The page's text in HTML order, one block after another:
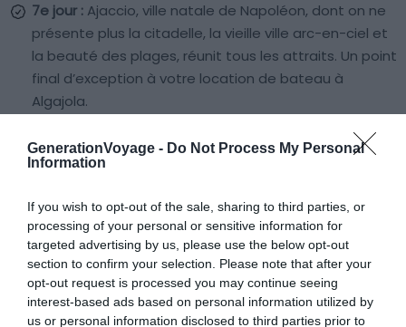
GenerationVoyage - Do Not Process My Personal
Information
If you wish to opt-out of the sale, sharing to third parties, or
processing of your personal or sensitive information for
targeted advertising by us, please use the below opt-out
section to confirm your selection. Please note that after your
opt-out request is processed you may continue seeing
interest-based ads based on personal information utilized by
us or personal information disclosed to third parties prior to
7e jour : Ajaccio, ville natale de Napoléon, dont on ne
présente plus la citadelle, la vieille ville arc-en-ciel et
la beauté des plages, réunit tous les attraits. Un point
final d’exception à votre location de bateau à
Algajola.
Louez un bateau pour explorer la Haute-Corse
À lire aussi sur le guide Corse :
Visiter la Corse-du-Sud : 10 incontournables à faire et